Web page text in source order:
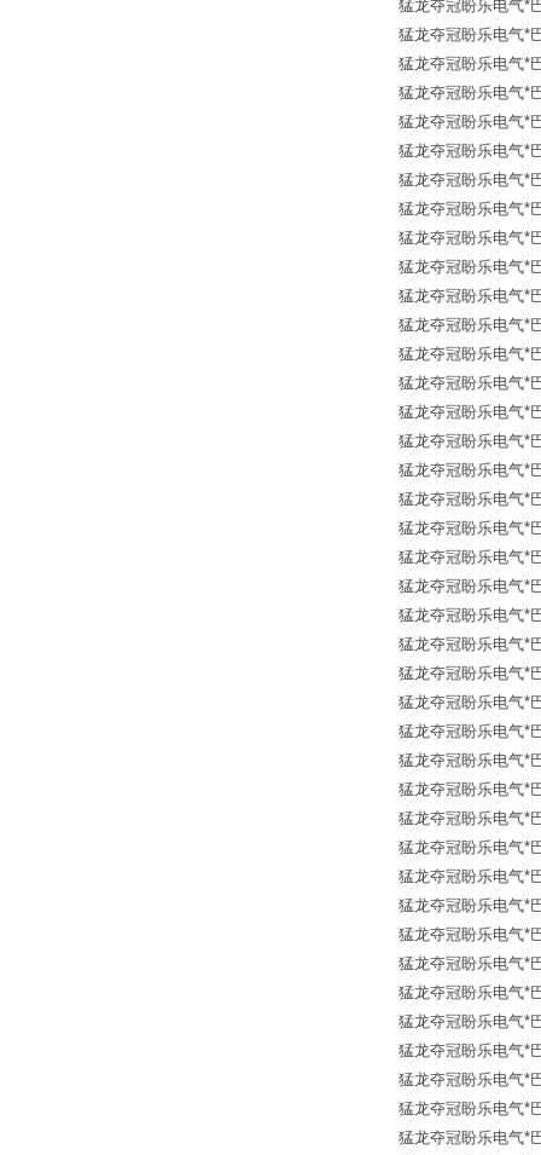
猛龙夺冠盼乐电气*
猛龙夺冠盼乐电气*
猛龙夺冠盼乐电气*
猛龙夺冠盼乐电气*
猛龙夺冠盼乐电气*
猛龙夺冠盼乐电气*
猛龙夺冠盼乐电气*
猛龙夺冠盼乐电气*
猛龙夺冠盼乐电气*
猛龙夺冠盼乐电气*
猛龙夺冠盼乐电气*
猛龙夺冠盼乐电气*
猛龙夺冠盼乐电气*
猛龙夺冠盼乐电气*
猛龙夺冠盼乐电气*
猛龙夺冠盼乐电气*
猛龙夺冠盼乐电气*
猛龙夺冠盼乐电气*
猛龙夺冠盼乐电气*
猛龙夺冠盼乐电气*
猛龙夺冠盼乐电气*
猛龙夺冠盼乐电气*
猛龙夺冠盼乐电气*
猛龙夺冠盼乐电气*
猛龙夺冠盼乐电气*
猛龙夺冠盼乐电气*
猛龙夺冠盼乐电气*
猛龙夺冠盼乐电气*
猛龙夺冠盼乐电气*
猛龙夺冠盼乐电气*
猛龙夺冠盼乐电气*
猛龙夺冠盼乐电气*
猛龙夺冠盼乐电气*
猛龙夺冠盼乐电气*
猛龙夺冠盼乐电气*
猛龙夺冠盼乐电气*
猛龙夺冠盼乐电气*
猛龙夺冠盼乐电气*
猛龙夺冠盼乐电气*
猛龙夺冠盼乐电气*